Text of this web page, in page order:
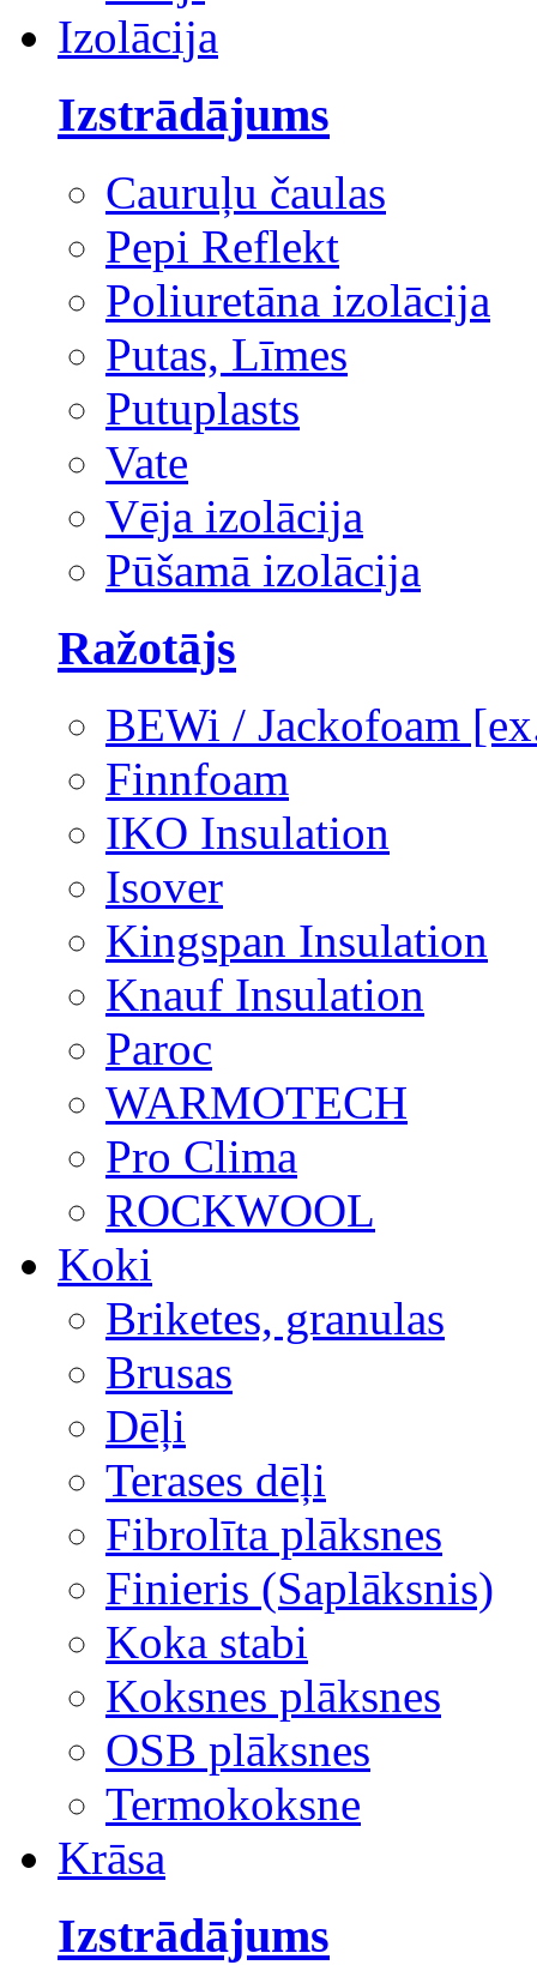
Izolācija
Izstrādājums
Cauruļu čaulas
Pepi Reflekt
Poliuretāna izolācija
Putas, Līmes
Putuplasts
Vate
Vēja izolācija
Pūšamā izolācija
Ražotājs
BEWi / Jackofoam
Finnfoam
IKO Insulation
Isover
Kingspan Insulation
Knauf Insulation
Paroc
WARMOTECH
Pro Clima
ROCKWOOL
Koki
Briketes, granulas
Brusas
Dēļi
Terases dēļi
Fibrolīta plāksnes
Finieris (Saplāksnis)
Koka stabi
Koksnes plāksnes
OSB plāksnes
Termokoksne
Krāsa
Izstrādājums